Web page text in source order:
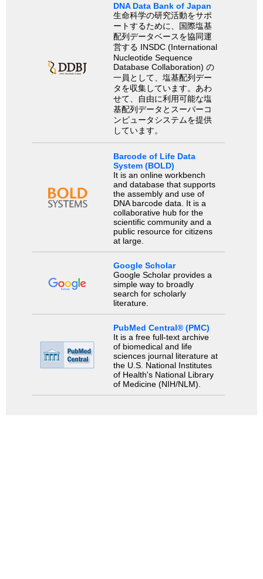
DNA Data Bank of Japan
生命科学の研究活動をサポ
ートするために、国際塩基
配列データベースを協同運
営する INSDC (International
Nucleotide Sequence
Database Collaboration) の
一員として、塩基配列デー
タを収集しています。あわ
せて、自由に利用可能な塩
基配列データとスーパーコ
ンピュータシステムを提供
しています。
Barcode of Life Data
System (BOLD)
It is an online workbench
and database that supports
the assembly and use of
DNA barcode data. It is a
collaborative hub for the
scientific community and a
public resource for citizens
at large.
Google Scholar
Google Scholar provides a
simple way to broadly
search for scholarly
literature.
PubMed Central® (PMC)
It is a free full-text archive
of biomedical and life
sciences journal literature at
the U.S. National Institutes
of Health's National Library
of Medicine (NIH/NLM).